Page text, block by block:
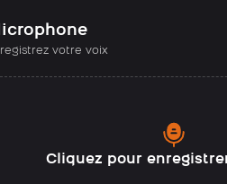
votre voix
Cliquez pour